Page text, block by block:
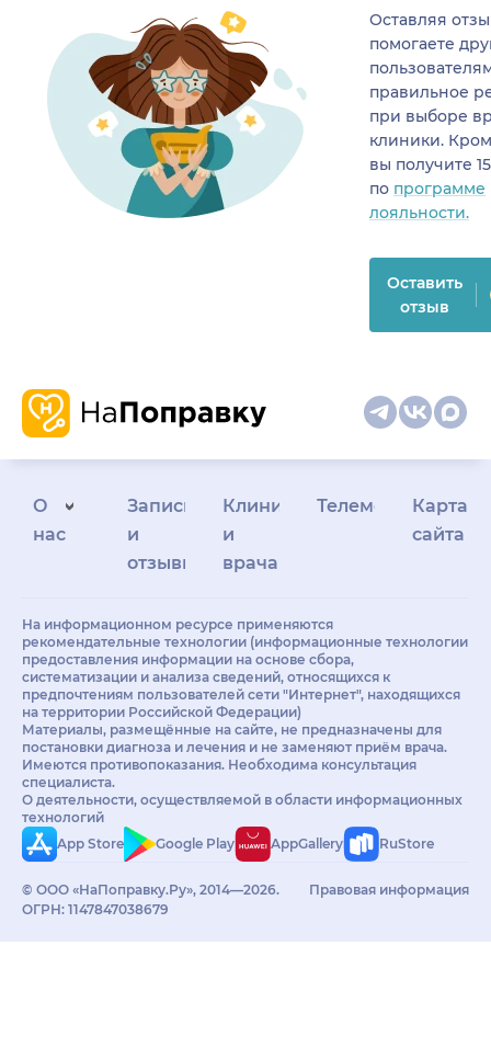
Оставляя
помогаете
правильное
при выборе
клиники.
вы получите
по программе
лояльности.
Оставить
отзыв
О
нас
Запись
и
отзывы
Клиникам
и
врачам
Телемедицина
Карта
сайта
На информационном ресурсе применяются
рекомендательные технологии (информационные технологии
предоставления информации на основе сбора,
систематизации и анализа сведений, относящихся к
предпочтениям пользователей сети "Интернет", находящихся
на территории Российской Федерации)
Материалы, размещённые на сайте, не предназначены для
постановки диагноза и лечения и не заменяют приём врача.
Имеются противопоказания. Необходима консультация
специалиста.
О деятельности, осуществляемой в области информационных
технологий
App Store
Google Play AppGallery RuStore
© ООО «НаПоправку.Ру», 2014—2026.
ОГРН: 1147847038679
Правовая информация